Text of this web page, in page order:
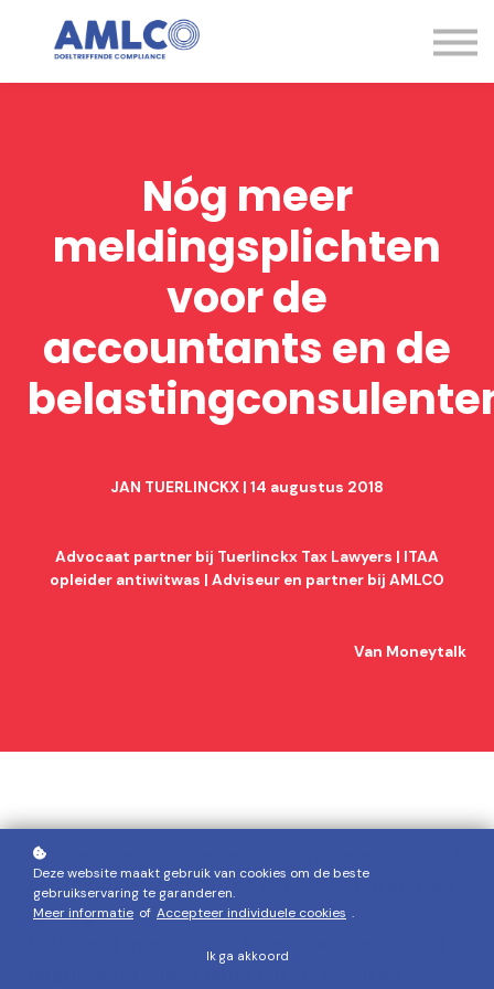
Kennisbank
Expertise
Nóg meer
meldingsplichten
voor de
accountants en de
JAN TUERLINCKX | 14 augustus 2018
Advocaat partner bij Tuerlinckx Tax Lawyers | ITAA
opleider antiwitwas | Adviseur en partner bij AMLCO
Van Moneytalk
Kan men de cijferberoepers nog meer overlast
aan meldingsplichten en controleopdrachten
opleggen?
Deze website maakt gebruik van cookies om de beste
gebruikservaring te garanderen.
Meer informatie of Accepteer individuele cookies .
Ik ga akkoord